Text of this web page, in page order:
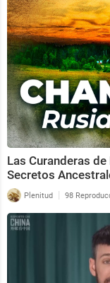
Las Curanderas
Secretos
Plenitud | 98